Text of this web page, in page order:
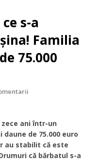
s-a
Familia
75.000
ani într-un
de 75.000 euro
au stabilit că este
că bărbatul s-a